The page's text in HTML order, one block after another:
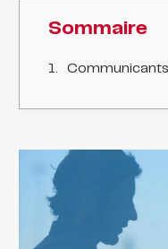
Sommaire